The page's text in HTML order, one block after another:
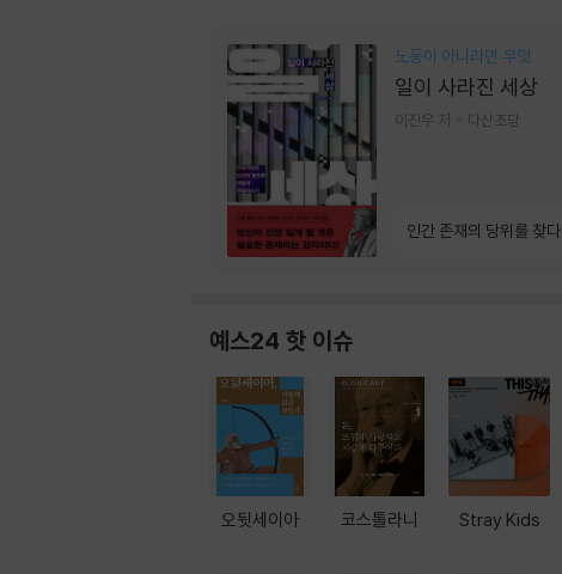
노동이 아니라면 무엇
일이 사라진 세상
이진우 저 다산초당
인간 존재의 당위를 찾다
예스24 핫 이슈
오뒷세이아 코스톨라니 Stray Kids